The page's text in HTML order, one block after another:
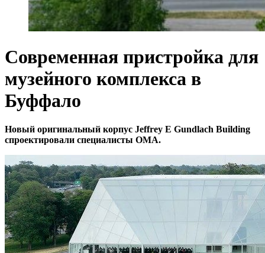
Современная пристройка для
музейного комплекса в
Буффало
Новый оригинальный корпус Jeffrey E Gundlach Building
спроектировали специалисты OMA.